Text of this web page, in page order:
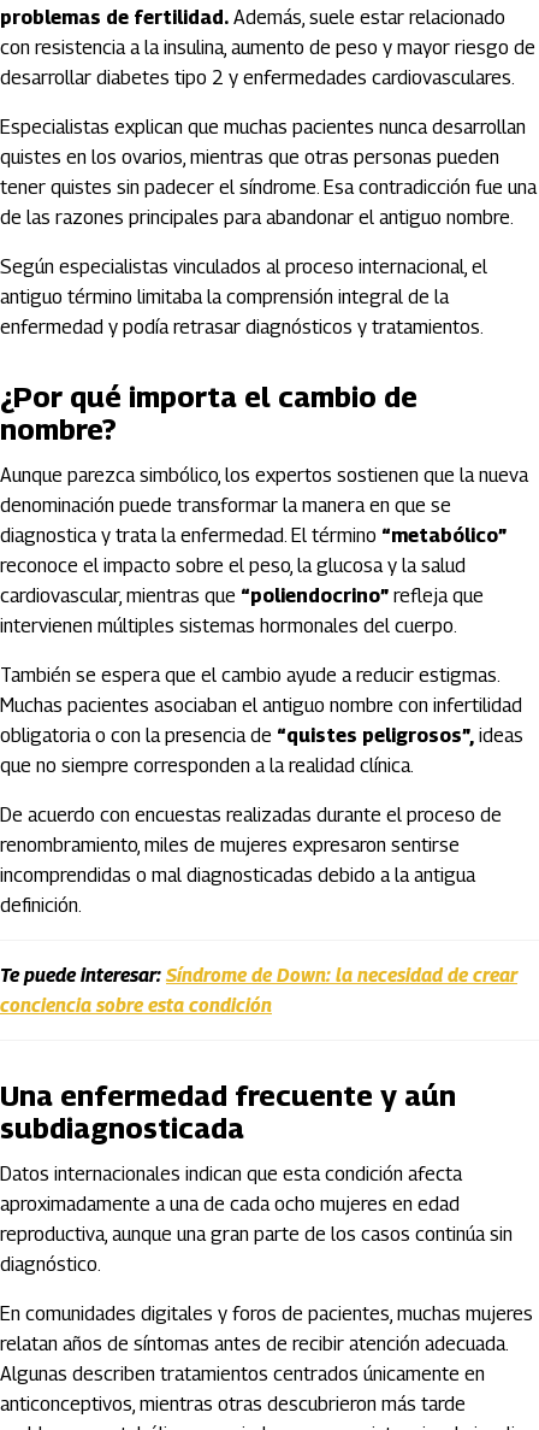
problemas de fertilidad. Además, suele estar relacionado
con resistencia a la insulina, aumento de peso y mayor riesgo de
desarrollar diabetes tipo 2 y enfermedades cardiovasculares.
Especialistas explican que muchas pacientes nunca desarrollan
quistes en los ovarios, mientras que otras personas pueden
tener quistes sin padecer el síndrome. Esa contradicción fue una
de las razones principales para abandonar el antiguo nombre.
Según especialistas vinculados al proceso internacional, el
antiguo término limitaba la comprensión integral de la
enfermedad y podía retrasar diagnósticos y tratamientos.
¿Por qué importa el cambio de
nombre?
Aunque parezca simbólico, los expertos sostienen que la nueva
denominación puede transformar la manera en que se
diagnostica y trata la enfermedad. El término “metabólico”
reconoce el impacto sobre el peso, la glucosa y la salud
cardiovascular, mientras que “poliendocrino” refleja que
intervienen múltiples sistemas hormonales del cuerpo.
También se espera que el cambio ayude a reducir estigmas.
Muchas pacientes asociaban el antiguo nombre con infertilidad
obligatoria o con la presencia de “quistes peligrosos”, ideas
que no siempre corresponden a la realidad clínica.
De acuerdo con encuestas realizadas durante el proceso de
renombramiento, miles de mujeres expresaron sentirse
incomprendidas o mal diagnosticadas debido a la antigua
definición.
Te puede interesar: Síndrome de Down: la necesidad de crear
conciencia sobre esta condición
Una enfermedad frecuente y aún
subdiagnosticada
Datos internacionales indican que esta condición afecta
aproximadamente a una de cada ocho mujeres en edad
reproductiva, aunque una gran parte de los casos continúa sin
diagnóstico.
En comunidades digitales y foros de pacientes, muchas mujeres
relatan años de síntomas antes de recibir atención adecuada.
Algunas describen tratamientos centrados únicamente en
anticonceptivos, mientras otras descubrieron más tarde